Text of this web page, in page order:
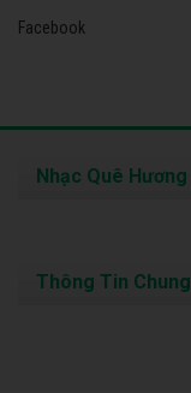
Facebook
Nhạc Quê Hương
Thông Tin Chung